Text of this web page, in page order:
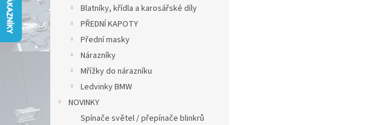
í
p
a
n
Blatníky, křídla a karosářské díly
PŘEDNÍ KAPOTY
Přední masky
Nárazníky
Mřížky do nárazníku
Ledvinky BMW
NOVINKY
Spínače světel / přepínače blinkrů